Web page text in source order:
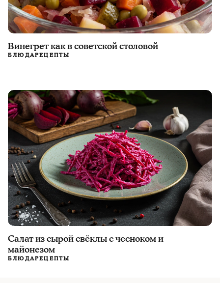
Винегрет как в советской столовой
БЛЮДАРЕЦЕПТЫ
Салат из сырой свёклы с чесноком и
майонезом
БЛЮДАРЕЦЕПТЫ